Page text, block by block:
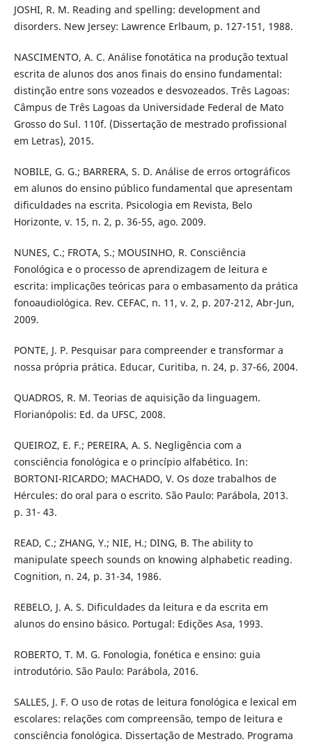
JOSHI, R. M. Reading and spelling: development and
disorders. New Jersey: Lawrence Erlbaum, p. 127-151, 1988.
NASCIMENTO, A. C. Análise fonotática na produção textual
escrita de alunos dos anos finais do ensino fundamental:
distinção entre sons vozeados e desvozeados. Três Lagoas:
Câmpus de Três Lagoas da Universidade Federal de Mato
Grosso do Sul. 110f. (Dissertação de mestrado profissional
em Letras), 2015.
NOBILE, G. G.; BARRERA, S. D. Análise de erros ortográficos
em alunos do ensino público fundamental que apresentam
dificuldades na escrita. Psicologia em Revista, Belo
Horizonte, v. 15, n. 2, p. 36-55, ago. 2009.
NUNES, C.; FROTA, S.; MOUSINHO, R. Consciência
Fonológica e o processo de aprendizagem de leitura e
escrita: implicações teóricas para o embasamento da prática
fonoaudiológica. Rev. CEFAC, n. 11, v. 2, p. 207-212, Abr-Jun,
2009.
PONTE, J. P. Pesquisar para compreender e transformar a
nossa própria prática. Educar, Curitiba, n. 24, p. 37-66, 2004.
QUADROS, R. M. Teorias de aquisição da linguagem.
Florianópolis: Ed. da UFSC, 2008.
QUEIROZ, E. F.; PEREIRA, A. S. Negligência com a
consciência fonológica e o princípio alfabético. In:
BORTONI-RICARDO; MACHADO, V. Os doze trabalhos de
Hércules: do oral para o escrito. São Paulo: Parábola, 2013.
p. 31- 43.
READ, C.; ZHANG, Y.; NIE, H.; DING, B. The ability to
manipulate speech sounds on knowing alphabetic reading.
Cognition, n. 24, p. 31-34, 1986.
REBELO, J. A. S. Dificuldades da leitura e da escrita em
alunos do ensino básico. Portugal: Edições Asa, 1993.
ROBERTO, T. M. G. Fonologia, fonética e ensino: guia
introdutório. São Paulo: Parábola, 2016.
SALLES, J. F. O uso de rotas de leitura fonológica e lexical em
escolares: relações com compreensão, tempo de leitura e
consciência fonológica. Dissertação de Mestrado. Programa